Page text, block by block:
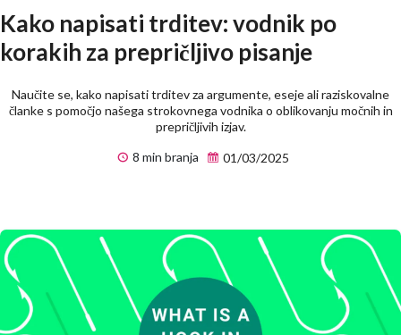
Kako napisati trditev: vodnik po
korakih za prepričljivo pisanje
Naučite se, kako napisati trditev za argumente, eseje ali raziskovalne
članke s pomočjo našega strokovnega vodnika o oblikovanju močnih in
prepričljivih izjav.
8 min branja
01/03/2025